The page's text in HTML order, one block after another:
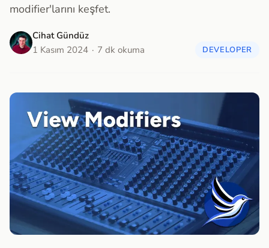
modifier'larını keşfet.
Cihat Gündüz
1 Kasım 2024
7 dk okuma DEVELOPER